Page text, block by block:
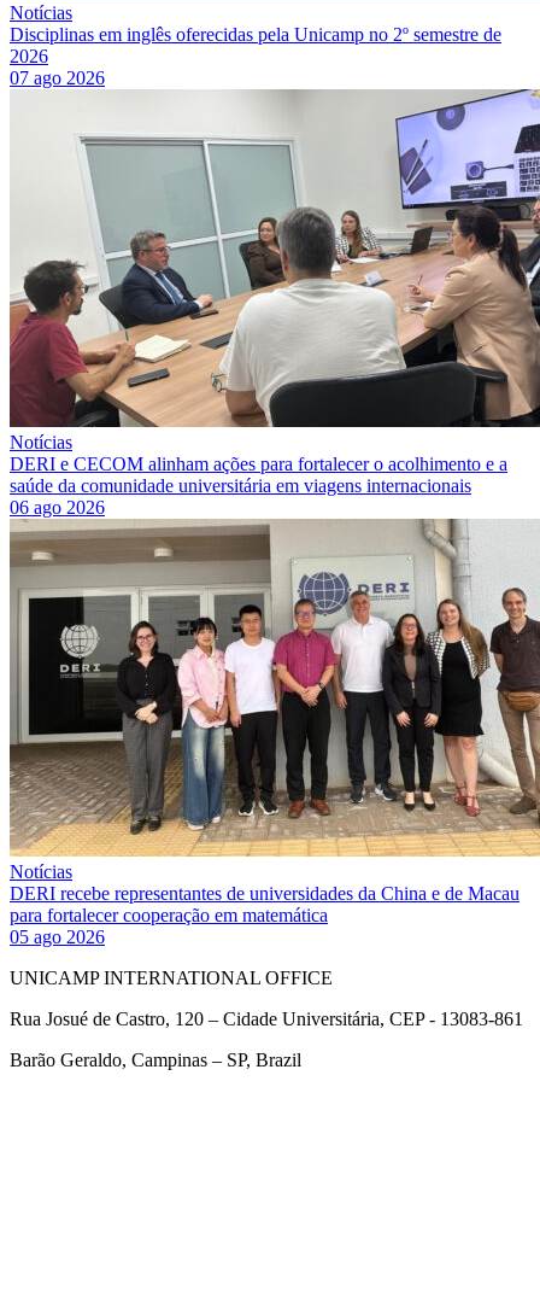
Notícias
Disciplinas em inglês oferecidas pela Unicamp no 2º semestre de
2026
07 ago 2026
Notícias
DERI e CECOM alinham ações para fortalecer o acolhimento e a
saúde da comunidade universitária em viagens internacionais
06 ago 2026
Notícias
DERI recebe representantes de universidades da China e de Macau
para fortalecer cooperação em matemática
05 ago 2026
UNICAMP INTERNATIONAL OFFICE
Rua Josué de Castro, 120 – Cidade Universitária, CEP - 13083-861
Barão Geraldo, Campinas – SP, Brazil